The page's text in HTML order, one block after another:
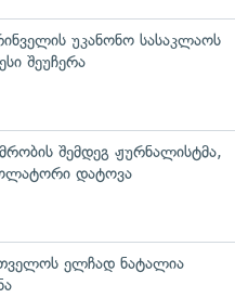
უკანონო სასაკლაოს
შეუჩერა
შემდეგ ჟურნალისტმა,
დატოვა
ელჩად ნატალია